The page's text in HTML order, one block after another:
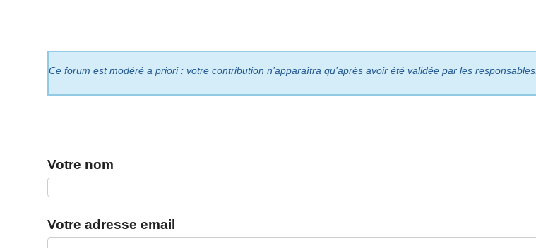
Ce forum est modéré a priori : votre contribution n’apparaîtra qu’après avoir été validée par les responsables.
Votre nom
Votre adresse email